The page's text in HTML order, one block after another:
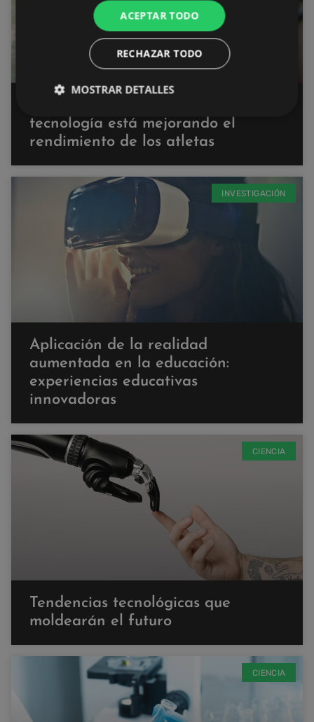
tecnología está mejorando el
rendimiento de los atletas
INVESTIGACIÓN
Aplicación de la realidad
aumentada en la educación:
experiencias educativas
innovadoras
CIENCIA
Tendencias tecnológicas que
moldearán el futuro
CIENCIA
ACEPTAR TODO
RECHAZAR TODO
MOSTRAR DETALLES